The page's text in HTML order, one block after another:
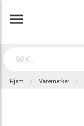
Hjem Varemerker